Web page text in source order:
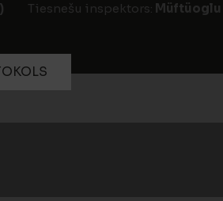
Tiesnešu inspektors: Müftüoglu